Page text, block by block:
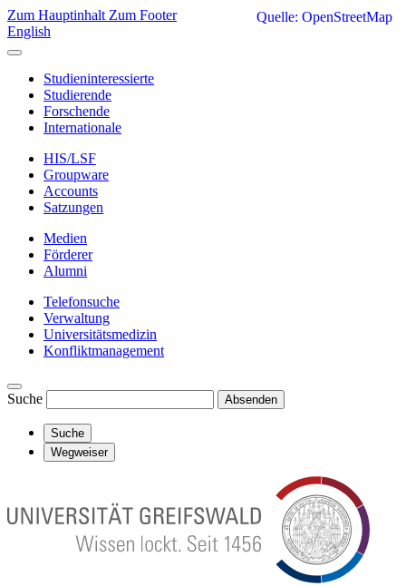
Zum Hauptinhalt Zum Footer
English
Studieninteressierte
Studierende
Forschende
Internationale
HIS/LSF
Groupware
Accounts
Satzungen
Medien
Förderer
Alumni
Telefonsuche
Verwaltung
Universitätsmedizin
Konfliktmanagement
Suche Absenden
Suche
Wegweiser
Quelle: OpenStreetMap